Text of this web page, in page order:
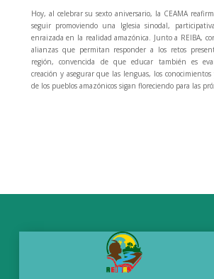
Hoy, al celebrar su sexto aniversario, la CEAMA
seguir promoviendo una Iglesia sinodal,
enraizada en la realidad amazónica. Junto a REIBA,
alianzas que permitan responder a los retos
región, convencida de que educar también es
creación y asegurar que las lenguas, los
de los pueblos amazónicos sigan floreciendo para las